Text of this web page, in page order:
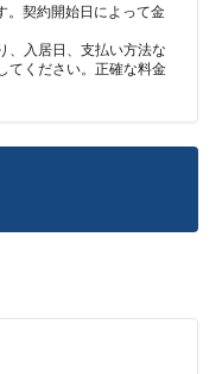
。契約開始日によって金
、入居日、支払い方法な
てください。正確な料金